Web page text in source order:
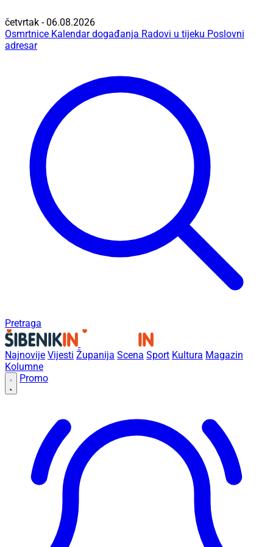
četvrtak - 06.08.2026
Osmrtnice Kalendar događanja Radovi u tijeku Poslovni
adresar
Pretraga
Najnovije Vijesti Županija Scena Sport Kultura Magazin
Kolumne
Promo